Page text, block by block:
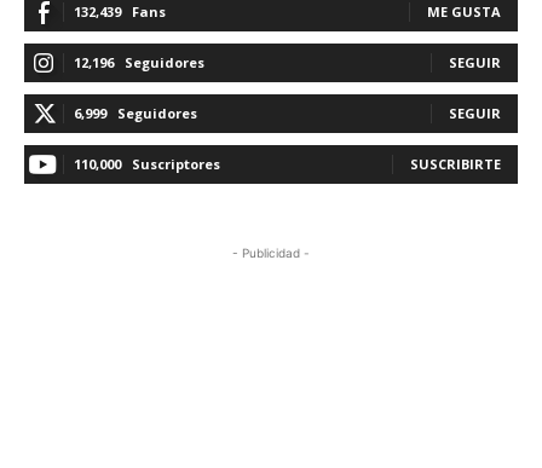
132,439 Fans ME GUSTA
12,196 Seguidores SEGUIR
6,999 Seguidores SEGUIR
110,000 Suscriptores SUSCRIBIRTE
- Publicidad -